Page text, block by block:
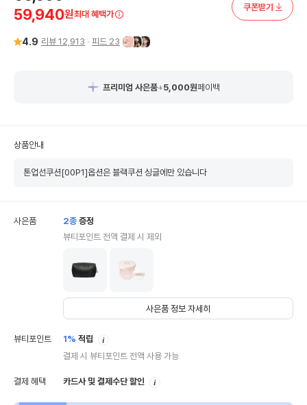
59,940원최대 혜택가
쿠폰받기
4.9 리뷰 12,913 피드 23
프리미엄 사은품+5,000원페이백
상품안내
톤업선쿠션[00P1]옵션은 블랙쿠션 싱글에만 있습니다
사은품 2종 증정
뷰티포인트 전액 결제 시 제외
사은품 정보 자세히
뷰티포인트 1% 적립
결제 시 뷰티포인트 전액 사용 가능
결제 혜택 카드사 및 결제수단 할인